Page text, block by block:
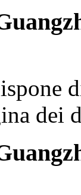
dei